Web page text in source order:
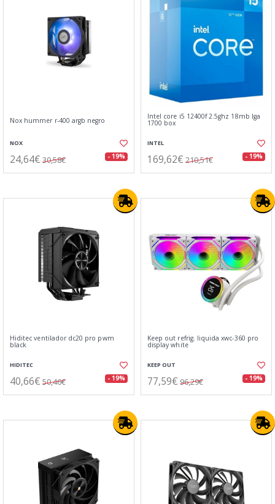
Nox hummer r-400 argb negro
NOX
24,64€ 30,58€ - 19%
Intel core i5 12400f 2.5ghz 18mb lga
1700 box
INTEL
169,62€ 210,51€ - 19%
Hiditec ventilador dc20 pro pwm
black
HIDITEC
40,66€ 50,46€ - 19%
Keep out refrig. liquida xwc-360 pro
display white
KEEP OUT
77,59€ 96,29€ - 19%